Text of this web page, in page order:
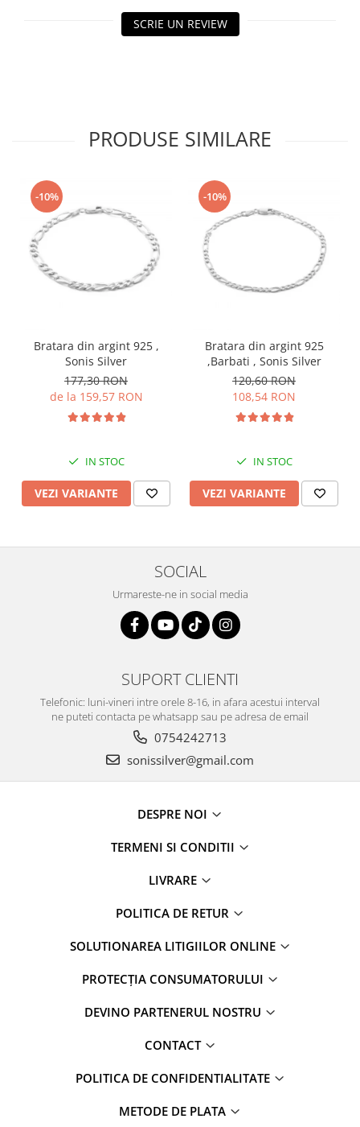
SCRIE UN REVIEW
PRODUSE SIMILARE
-10%
Bratara din argint 925 ,
Sonis Silver
177,30 RON
de la 159,57 RON
IN STOC
VEZI VARIANTE
-10%
Bratara din argint 925
,Barbati , Sonis Silver
120,60 RON
108,54 RON
IN STOC
VEZI VARIANTE
SOCIAL
Urmareste-ne in social media
SUPORT CLIENTI
Telefonic: luni-vineri intre orele 8-16, in afara acestui interval
ne puteti contacta pe whatsapp sau pe adresa de email
0754242713
sonissilver@gmail.com
DESPRE NOI
TERMENI SI CONDITII
LIVRARE
POLITICA DE RETUR
SOLUTIONAREA LITIGIILOR ONLINE
PROTECȚIA CONSUMATORULUI
DEVINO PARTENERUL NOSTRU
CONTACT
POLITICA DE CONFIDENTIALITATE
METODE DE PLATA